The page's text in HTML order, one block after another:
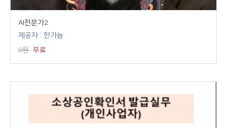
AI전문가2
제공자 : 한가늠
0원 무료